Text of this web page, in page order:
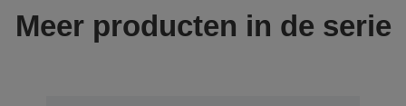
Meer producten in de serie